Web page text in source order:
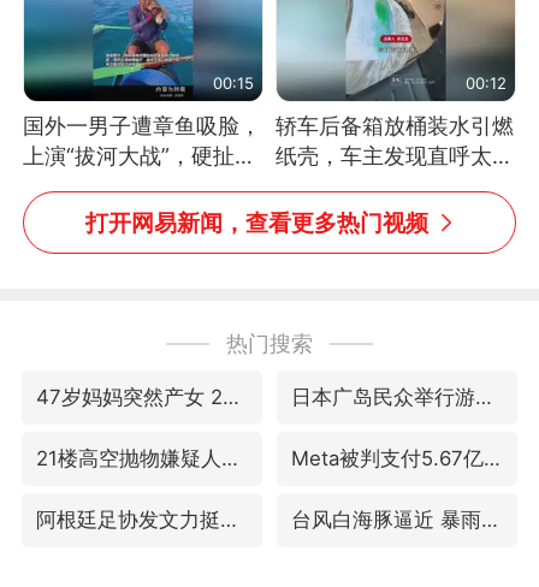
00:15
国外一男子遭章鱼吸脸，
上演“拔河大战”，硬扯加
铁棒敲打方才挣脱
00:12
轿车后备箱放桶装水引燃
纸壳，车主发现直呼太危
险，“拍出来让大家都避
免这个危险”
打开网易新闻，查看更多热门视频
热门搜索
47岁妈妈突然产女 26岁女儿：很震惊 日本广岛民众举行游行反对政府行径
21楼高空抛物嫌疑人被拘留 Meta被判支付5.67亿美元
阿根廷足协发文力挺因凡蒂诺 台风白海豚逼近 暴雨大暴雨来袭